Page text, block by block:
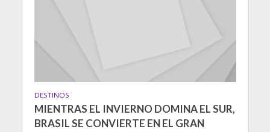
DESTINOS
MIENTRAS EL INVIERNO DOMINA EL SUR,
BRASIL SE CONVIERTE EN EL GRAN